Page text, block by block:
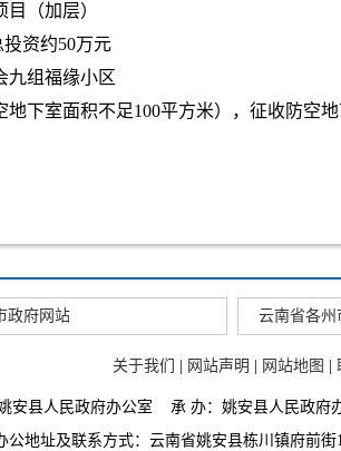
（加层）
资约50万元
九组福缘小区
下室面积不足100平方米），征收防空
政府网站 云南省各州
关于我们 网站声明 网站地图
安县人民政府办公室 承 办：姚安县人民政府
公地址及联系方式：云南省姚安县栋川镇府前街